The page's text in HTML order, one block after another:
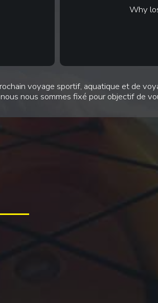
Why
voyage sportif, aquatique et de
nous sommes fixé pour objectif de